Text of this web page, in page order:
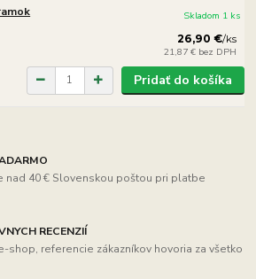
26,90 €/ks
21,87 € bez DPH
Skladom 1 ks
Pridať do košíka
nad 40 € Slovenskou poštou pri platbe
RECENZIÍ
shop, referencie zákazníkov hovoria za všetko